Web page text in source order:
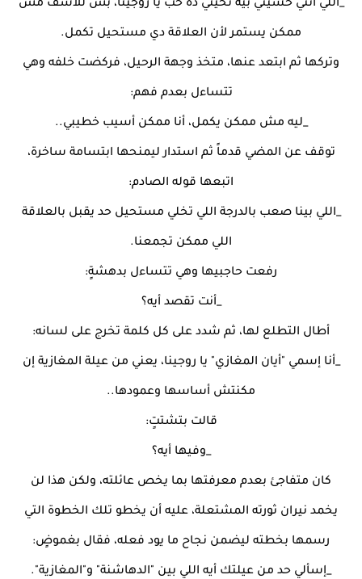
_اللي انتي حسيتي بيه نحيتي ده حب يا روجينا، بس للأسف مش
ممكن يستمر لأن العلاقة دي مستحيل تكمل.
وتركها ثم ابتعد عنها، متخذ وجهة الرحيل، فركضت خلفه وهي
تتساءل بعدم فهم:
_ليه مش ممكن يكمل، أنا ممكن أسيب خطيبي..
توقف عن المضي قدماً ثم استدار ليمنحها ابتسامة ساخرة،
اتبعها قوله الصادم:
_اللي بينا صعب بالدرجة اللي تخلي مستحيل حد يقبل بالعلاقة
اللي ممكن تجمعنا.
رفعت حاجبيها وهي تتساءل بدهشةٍ:
_أنت تقصد أيه؟
أطال التطلع لها، ثم شدد على كل كلمة تخرج على لسانه:
_أنا إسمي "أيان المغازي" يا روجينا، يعني من عيلة المغازية إن
مكنتش أساسها وعمودها..
قالت بتشتتٍ:
_وفيها أيه؟
كان متفاجئ بعدم معرفتها بما يخص عائلته، ولكن هذا لن
يخمد نيران ثورته المشتعلة، عليه أن يخطو تلك الخطوة التي
رسمها بخطته ليضمن نجاح ما يود فعله، فقال بغموضٍ:
_إسألي حد من عيلتك أيه اللي بين "الدهاشنة" و"المغازية".